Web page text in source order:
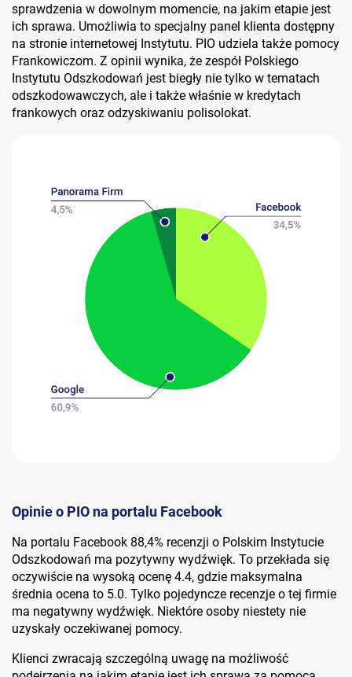
sprawdzenia w dowolnym momencie, na jakim etapie jest
ich sprawa. Umożliwia to specjalny panel klienta dostępny
na stronie internetowej Instytutu. PIO udziela także pomocy
Frankowiczom. Z opinii wynika, że zespół Polskiego
Instytutu Odszkodowań jest biegły nie tylko w tematach
odszkodowawczych, ale i także właśnie w kredytach
frankowych oraz odzyskiwaniu polisolokat.
Opinie o PIO na portalu Facebook
Na portalu Facebook 88,4% recenzji o Polskim Instytucie
Odszkodowań ma pozytywny wydźwięk. To przekłada się
oczywiście na wysoką ocenę 4.4, gdzie maksymalna
średnia ocena to 5.0. Tylko pojedyncze recenzje o tej firmie
ma negatywny wydźwięk. Niektóre osoby niestety nie
uzyskały oczekiwanej pomocy.
Klienci zwracają szczególną uwagę na możliwość